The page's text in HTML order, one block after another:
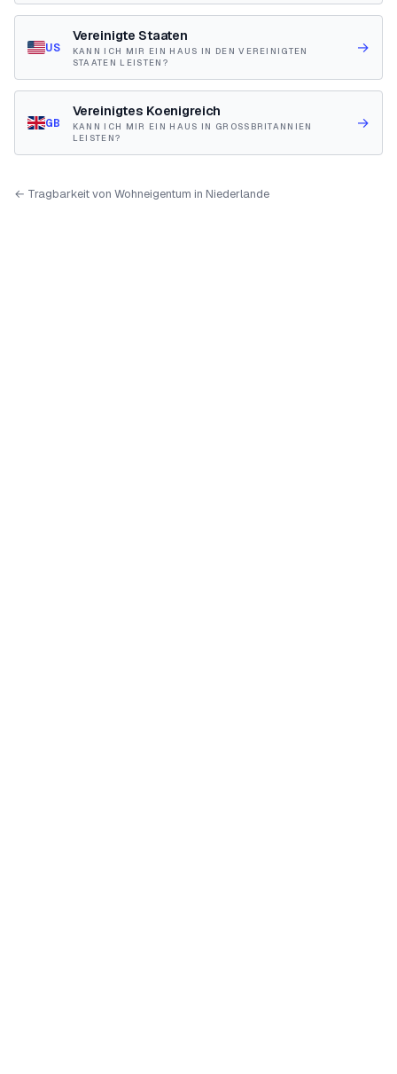
US
Vereinigte Staaten
KANN ICH MIR EIN HAUS IN DEN VEREINIGTEN
STAATEN LEISTEN?
→
GB
Vereinigtes Koenigreich
KANN ICH MIR EIN HAUS IN GROSSBRITANNIEN
LEISTEN?
→
← Tragbarkeit von Wohneigentum in Niederlande